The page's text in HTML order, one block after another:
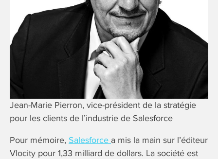
Jean-Marie Pierron, vice-président de la stratégie
pour les clients de l’industrie de Salesforce
Pour mémoire, Salesforce a mis la main sur l’éditeur
Vlocity pour 1,33 milliard de dollars. La société est